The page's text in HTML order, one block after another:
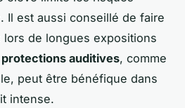
Il est aussi conseillé de faire
de longues expositions
auditives, comme
peut être bénéfique dans
intense.